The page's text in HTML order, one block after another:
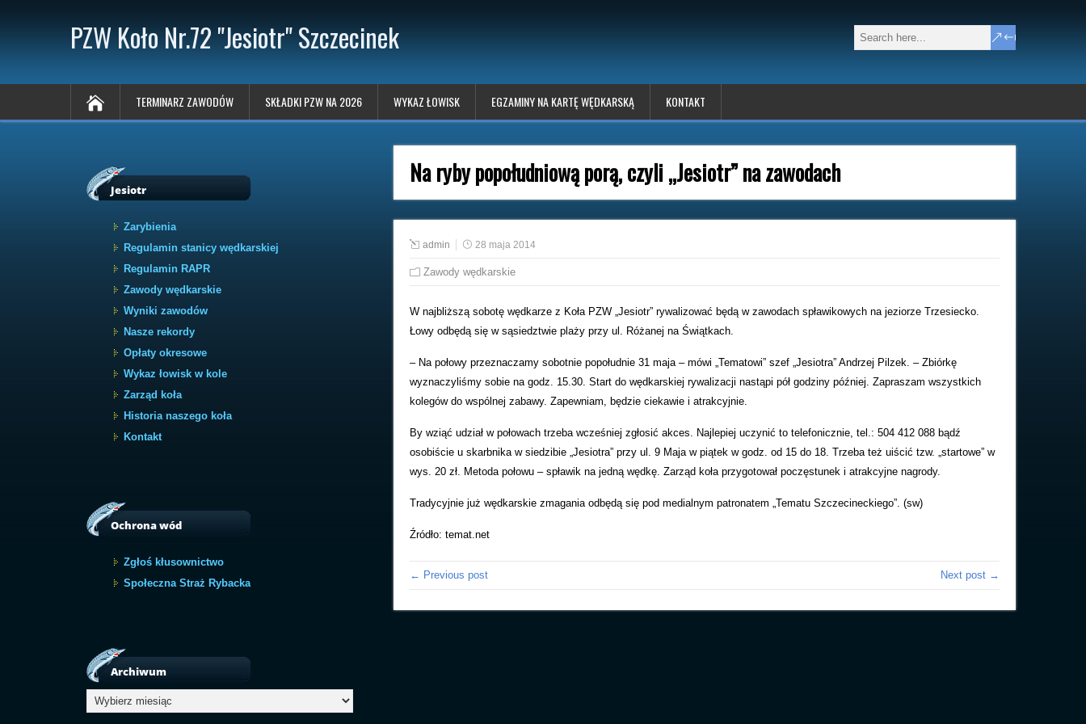
PZW Koło Nr.72 "Jesiotr" Szczecinek
TERMINARZ ZAWODÓW SKŁADKI PZW NA 2026 WYKAZ ŁOWISK EGZAMINY NA KARTĘ WĘDKARSKĄ KONTAKT
Na ryby popołudniową porą, czyli „Jesiotr” na zawodach
admin 28 maja 2014
Zawody wędkarskie
W najbliższą sobotę wędkarze z Koła PZW „Jesiotr” rywalizować będą w zawodach spławikowych na jeziorze Trzesiecko.
Łowy odbędą się w sąsiedztwie plaży przy ul. Różanej na Świątkach.
– Na połowy przeznaczamy sobotnie popołudnie 31 maja – mówi „Tematowi” szef „Jesiotra” Andrzej Pilzek. – Zbiórkę
wyznaczyliśmy sobie na godz. 15.30. Start do wędkarskiej rywalizacji nastąpi pół godziny później. Zapraszam wszystkich
kolegów do wspólnej zabawy. Zapewniam, będzie ciekawie i atrakcyjnie.
By wziąć udział w połowach trzeba wcześniej zgłosić akces. Najlepiej uczynić to telefonicznie, tel.: 504 412 088 bądź
osobiście u skarbnika w siedzibie „Jesiotra” przy ul. 9 Maja w piątek w godz. od 15 do 18. Trzeba też uiścić tzw. „startowe” w
wys. 20 zł. Metoda połowu – spławik na jedną wędkę. Zarząd koła przygotował poczęstunek i atrakcyjne nagrody.
Tradycyjnie już wędkarskie zmagania odbędą się pod medialnym patronatem „Tematu Szczecineckiego”. (sw)
Źródło: temat.net
← Previous post Next post →
Jesiotr
Zarybienia
Regulamin stanicy wędkarskiej
Regulamin RAPR
Zawody wędkarskie
Wyniki zawodów
Nasze rekordy
Opłaty okresowe
Wykaz łowisk w kole
Zarząd koła
Historia naszego koła
Kontakt
Ochrona wód
Zgłoś kłusownictwo
Społeczna Straż Rybacka
Archiwum
Archiwum